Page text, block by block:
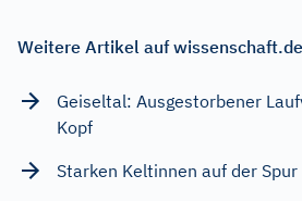
Weitere Artikel auf wissenschaft.de
Geiseltal: Ausgestorbener
Kopf
Starken Keltinnen auf der Spur